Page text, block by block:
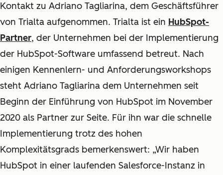
Kontakt zu Adriano Tagliarina, dem Geschäftsführer
von Trialta aufgenommen. Trialta ist ein HubSpot-
Partner, der Unternehmen bei der Implementierung
der HubSpot-Software umfassend betreut. Nach
einigen Kennenlern- und Anforderungsworkshops
steht Adriano Tagliarina dem Unternehmen seit
Beginn der Einführung von HubSpot im November
2020 als Partner zur Seite. Für ihn war die schnelle
Implementierung trotz des hohen
Komplexitätsgrads bemerkenswert: „Wir haben
HubSpot in einer laufenden Salesforce-Instanz in